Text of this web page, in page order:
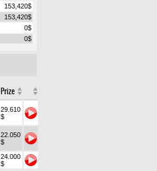
153,420$
153,420$
0$
0$
Prize
29.610
$
22.050
$
24.000
$